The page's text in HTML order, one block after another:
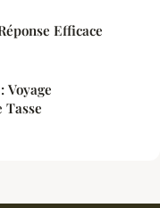
Efficace
Voyage
Tasse